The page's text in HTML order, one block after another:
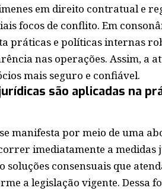
em direito contratual e
focos de conflito. Em
práticas e políticas internas
nas operações. Assim, a
mais seguro e confiável.
são aplicadas na
manifesta por meio de uma
imediatamente a
soluções consensuais que
a legislação vigente. Dessa